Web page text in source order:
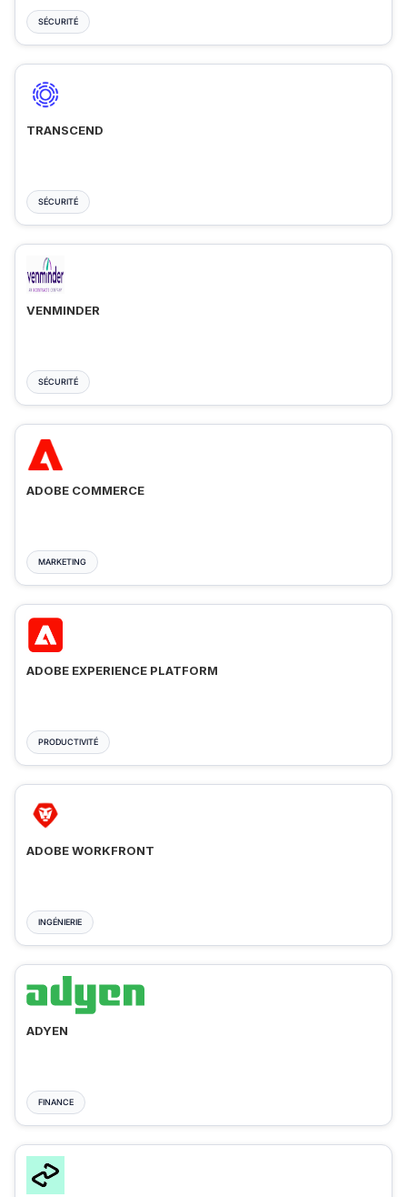
SÉCURITÉ
TRANSCEND
SÉCURITÉ
VENMINDER
SÉCURITÉ
ADOBE COMMERCE
MARKETING
ADOBE EXPERIENCE PLATFORM
PRODUCTIVITÉ
ADOBE WORKFRONT
INGÉNIERIE
ADYEN
FINANCE